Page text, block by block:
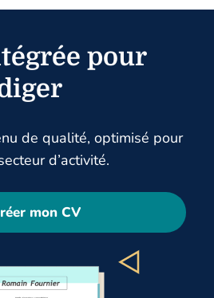
pour
de qualité, optimisé pour
d’activité.
mon CV